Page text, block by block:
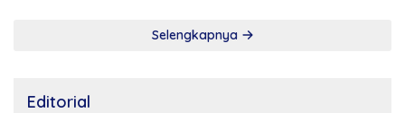
Selengkapnya
Editorial